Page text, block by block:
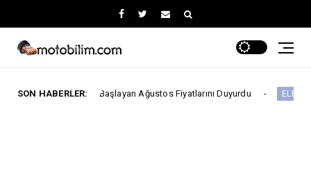
SON HABERLER:
Başlayan Ağustos Fiyatlarını Duyurdu ELEKTRİKLİ ARAÇLAR